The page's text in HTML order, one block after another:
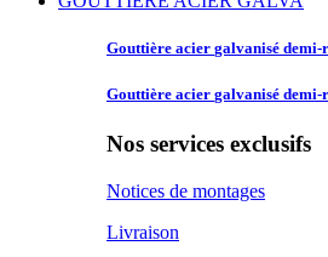
Gouttière acier galvanisé demi-
Gouttière acier galvanisé demi-
Nos services exclusifs
Notices de montages
Livraison